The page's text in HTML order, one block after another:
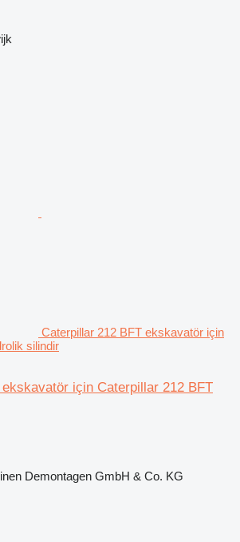
Caterpillar 212 BFT ekskavatör için
silindir
için Caterpillar 212 BFT
Demontagen GmbH & Co. KG